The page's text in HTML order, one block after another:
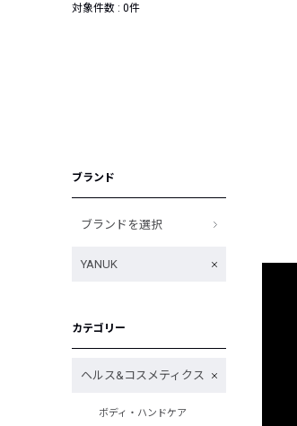
編集部のおすすめアイテム
対象件数 : 0件
ブランド
ブランドを選択
YANUK
カテゴリー
ヘルス&コスメティクス
ボディ・ハンドケア